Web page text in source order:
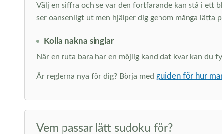
Välj en siffra och se var den fortfarande kan stå i ett
ser oansenligt ut men hjälper dig genom många lätta
Kolla nakna singlar
När en ruta bara har en möjlig kandidat kvar kan du
Är reglerna nya för dig? Börja med guiden för hur
Vem passar lätt sudoku för?